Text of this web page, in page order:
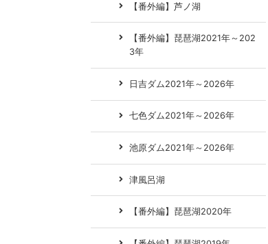
【番外編】芦ノ湖
【番外編】琵琶湖2021年～202
3年
日吉ダム2021年～2026年
七色ダム2021年～2026年
池原ダム2021年～2026年
津風呂湖
【番外編】琵琶湖2020年